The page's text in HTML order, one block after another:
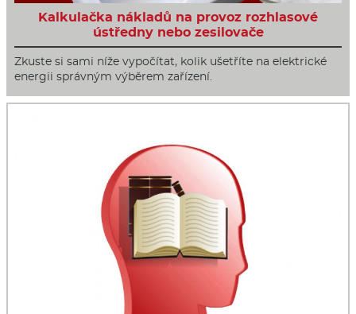
Kalkulačka nákladů na provoz rozhlasové
ústředny nebo zesilovače
Zkuste si sami níže vypočítat, kolik ušetříte na elektrické
energii správným výběrem zařízení.